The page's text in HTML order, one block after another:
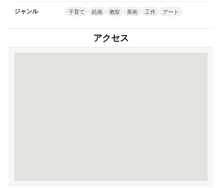
ジャンル 子育て 絵画 教室 美術 工作 アート
アクセス